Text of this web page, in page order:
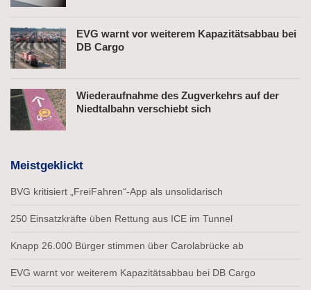
EVG warnt vor weiterem Kapazitätsabbau bei
DB Cargo
Wiederaufnahme des Zugverkehrs auf der
Niedtalbahn verschiebt sich
Meistgeklickt
BVG kritisiert „FreiFahren“-App als unsolidarisch
250 Einsatzkräfte üben Rettung aus ICE im Tunnel
Knapp 26.000 Bürger stimmen über Carolabrücke ab
EVG warnt vor weiterem Kapazitätsabbau bei DB Cargo